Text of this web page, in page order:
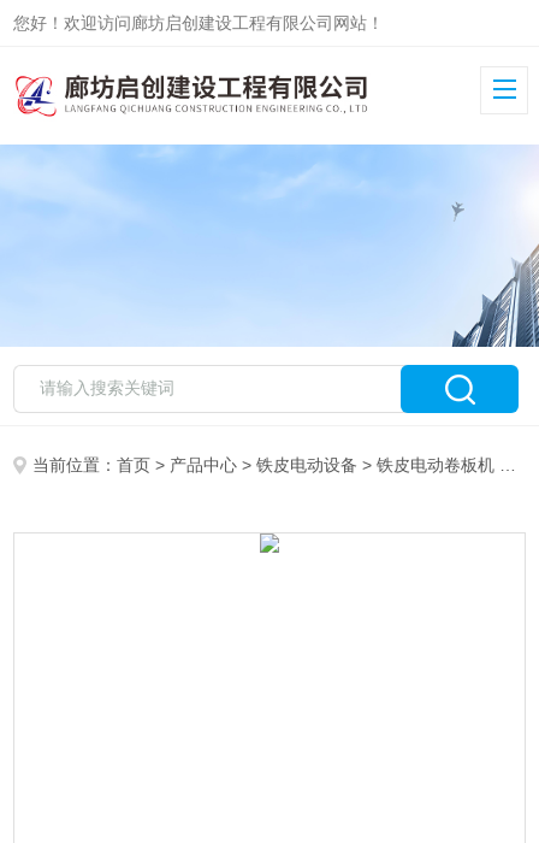
您好！欢迎访问廊坊启创建设工程有限公司网站！
当前位置：首页 > 产品中心 >铁皮电动设备 >铁皮电动卷板机